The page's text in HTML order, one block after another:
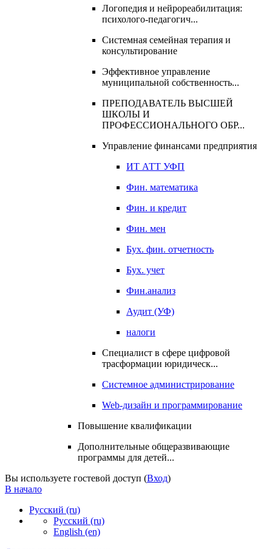
Логопедия и нейрореабилитация:
психолого-педагогич...
Системная семейная терапия и
консультирование
Эффективное управление
муниципальной собственность...
ПРЕПОДАВАТЕЛЬ ВЫСШЕЙ
ШКОЛЫ И
ПРОФЕССИОНАЛЬНОГО ОБР...
Управление финансами предприятия
ИТ АТТ УФП
Фин. математика
Фин. и кредит
Фин. мен
Бух. фин. отчетность
Бух. учет
Фин.анализ
Аудит (УФ)
налоги
Специалист в сфере цифровой
трасформации юридическ...
Системное администрирование
Web-дизайн и программирование
Повышение квалификации
Дополнительные общеразвивающие
программы для детей...
Вы используете гостевой доступ (Вход)
В начало
Русский ‎(ru)‎
Русский ‎(ru)‎
English ‎(en)‎